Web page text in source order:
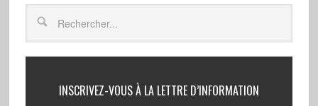
INSCRIVEZ-VOUS À LA LETTRE D’INFORMATION